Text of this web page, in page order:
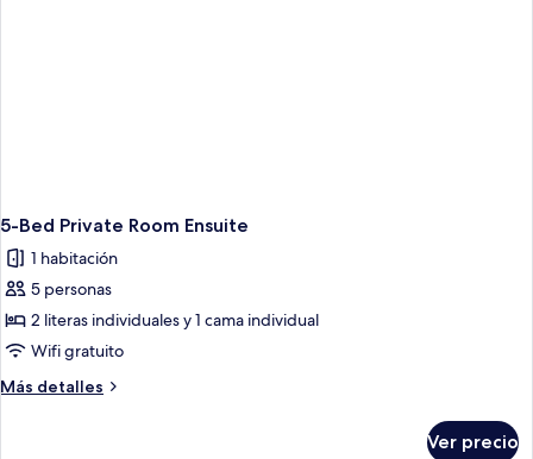
5-Bed Private Room Ensuite
1 habitación
5 personas
2 literas individuales y 1 cama individual
Wifi gratuito
Más detalles
Más
Ver precio